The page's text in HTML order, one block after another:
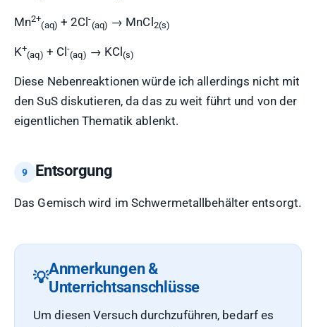
Mn2+
(aq) + 2Cl-
(aq) → MnCl 2(s)
K+
(aq) + Cl-
(aq) → KCl(s)
Diese Nebenreaktionen würde ich allerdings nicht mit
den SuS diskutieren, da das zu weit führt und von der
eigentlichen Thematik ablenkt.
Entsorgung
Das Gemisch wird im Schwermetallbehälter entsorgt.
Anmerkungen &
Unterrichtsanschlüsse
Um diesen Versuch durchzuführen, bedarf es